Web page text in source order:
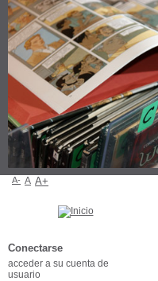
A- A A+
Conectarse
acceder a su cuenta de
usuario